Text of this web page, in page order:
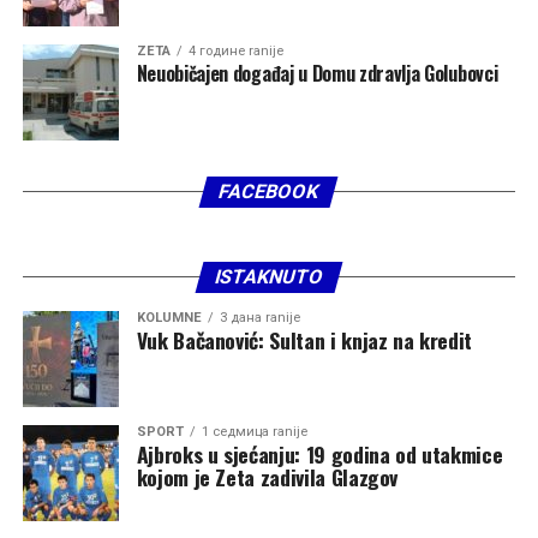
potpredsjednik NSD-a i predsjednik Opštine Nikšić
Marko Kovačević, a u njoj će biti i poslanik Vuko
Todorović, kao i stranački funkcioneri Goran Kiković i
Milutin Jovančević.
ZETA 4 године ranije
Neuobičajen događaj u Domu zdravlja Golubovci
FACEBOOK
ISTAKNUTO
KOLUMNE 3 дана ranije
Vuk Bačanović: Sultan i knjaz na kredit
SPORT 1 седмица ranije
Ajbroks u sjećanju: 19 godina od utakmice
kojom je Zeta zadivila Glazgov